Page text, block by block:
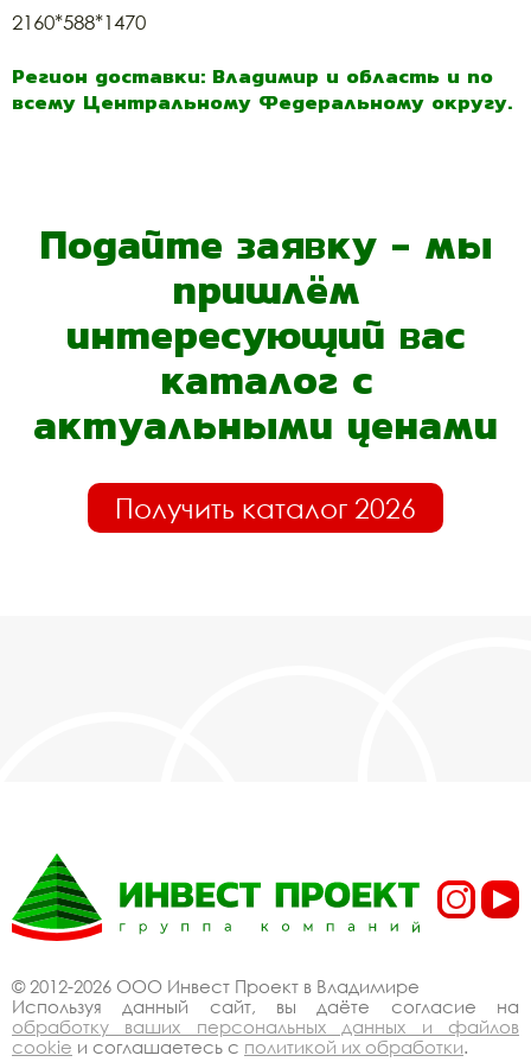
2160*588*1470
Регион доставки: Владимир и область и по
всему Центральному Федеральному округу.
Подайте заявку - мы
пришлём
интересующий вас
каталог с
актуальными ценами
Получить каталог 2026
© 2012-2026 ООО Инвест Проект в Владимире
Используя данный сайт, вы даёте согласие на
обработку ваших персональных данных и файлов
cookie и соглашаетесь с политикой их обработки.